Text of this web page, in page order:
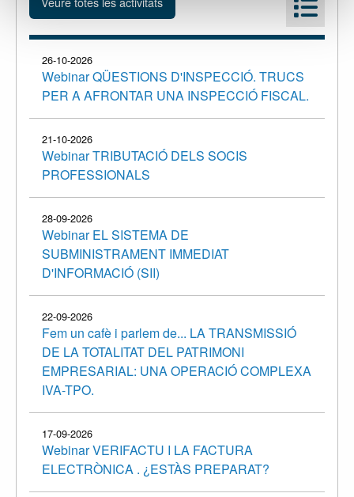
26-10-2026
Webinar QÜESTIONS D'INSPECCIÓ. TRUCS
PER A AFRONTAR UNA INSPECCIÓ FISCAL.
21-10-2026
Webinar TRIBUTACIÓ DELS SOCIS
PROFESSIONALS
28-09-2026
Webinar EL SISTEMA DE
SUBMINISTRAMENT IMMEDIAT
D'INFORMACIÓ (SII)
22-09-2026
Fem un cafè i parlem de... LA TRANSMISSIÓ
DE LA TOTALITAT DEL PATRIMONI
EMPRESARIAL: UNA OPERACIÓ COMPLEXA
IVA-TPO.
17-09-2026
Webinar VERIFACTU I LA FACTURA
ELECTRÒNICA . ¿ESTÀS PREPARAT?